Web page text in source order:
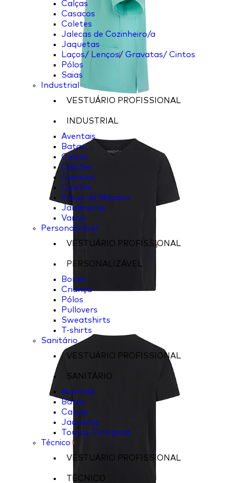
Calças
Casacos
Coletes
Jalecas de Cozinheiro/a
Jaquetas
Laços/ Lenços/ Gravatas/ Cintos
Pólos
Saias
Industrial
VESTUÁRIO PROFISSIONAL
INDUSTRIAL
Aventais
Batas
Calças
Calções
Casacos
Coletes
Fatos de Macaco
Jardineiras
Varios
Personalizável
VESTUÁRIO PROFISSIONAL
PERSONALIZÁVEL
Bonés
Criança
Pólos
Pullovers
Sweatshirts
T-shirts
Sanitário
VESTUÁRIO PROFISSIONAL
SANITÁRIO
Aventais
Batas
Calças
Jaquetas
Toucas Cirúrgicas
Técnico
VESTUÁRIO PROFISSIONAL
TÉCNICO